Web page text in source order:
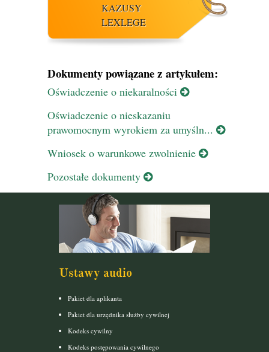
KAZUSY
LEXLEGE
Dokumenty powiązane z artykułem:
Oświadczenie o niekaralności
Oświadczenie o nieskazaniu
prawomocnym wyrokiem za umyśln...
Wniosek o warunkowe zwolnienie
Pozostałe dokumenty
Ustawy audio
Pakiet dla aplikanta
Pakiet dla urzędnika służby cywilnej
Kodeks cywilny
Kodeks postępowania cywilnego